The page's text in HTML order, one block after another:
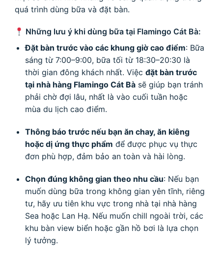
quá trình dùng bữa và đặt bàn.
Những lưu ý khi dùng bữa tại Flamingo Cát Bà:
Đặt bàn trước vào các khung giờ cao điểm: Bữa
sáng từ 7:00–9:00, bữa tối từ 18:30–20:30 là
thời gian đông khách nhất. Việc đặt bàn trước
tại nhà hàng Flamingo Cát Bàsẽ giúp bạn tránh
phải chờ đợi lâu, nhất là vào cuối tuần hoặc
mùa du lịch cao điểm.
Thông báo trước nếu bạn ăn chay, ăn kiêng
hoặc dị ứng thực phẩm để được phục vụ thực
đơn phù hợp, đảm bảo an toàn và hài lòng.
Chọn đúng không gian theo nhu cầu: Nếu bạn
muốn dùng bữa trong không gian yên tĩnh, riêng
tư, hãy ưu tiên khu vực trong nhà tại nhà hàng
Sea hoặc Lan Hạ. Nếu muốn chill ngoài trời, các
khu bàn view biển hoặc gần hồ bơi là lựa chọn
lý tưởng.